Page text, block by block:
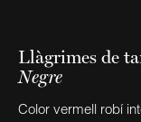
Llàgrimes de
Negre
Color vermell robí